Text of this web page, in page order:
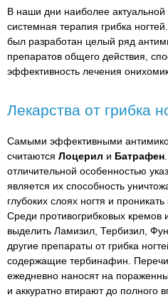
В наши дни наиболее актуальной
системная терапия грибка
был разработан целый ряд
препаратов общего действия,
эффективность лечения
Лекарства от грибка
Самыми эффективными
считаются Лоцерил и Батрафен
отличительной особенностью
является их способность
глубоких слоях ногтя и проникать
Среди противогрибковых кремов
выделить Ламизил, Тербизил,
другие препараты от грибка
содержащие тербинафин.
ежедневно наносят на
и аккуратно втирают до полного